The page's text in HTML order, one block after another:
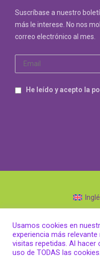
Suscríbase a nuestro
más le interese. No nos
correo electrónico al mes.
He leído y acepto la
POLÍTICA DE
Usamos cookies en
experiencia más
visitas repetidas. Al hacer
uso de TODAS las